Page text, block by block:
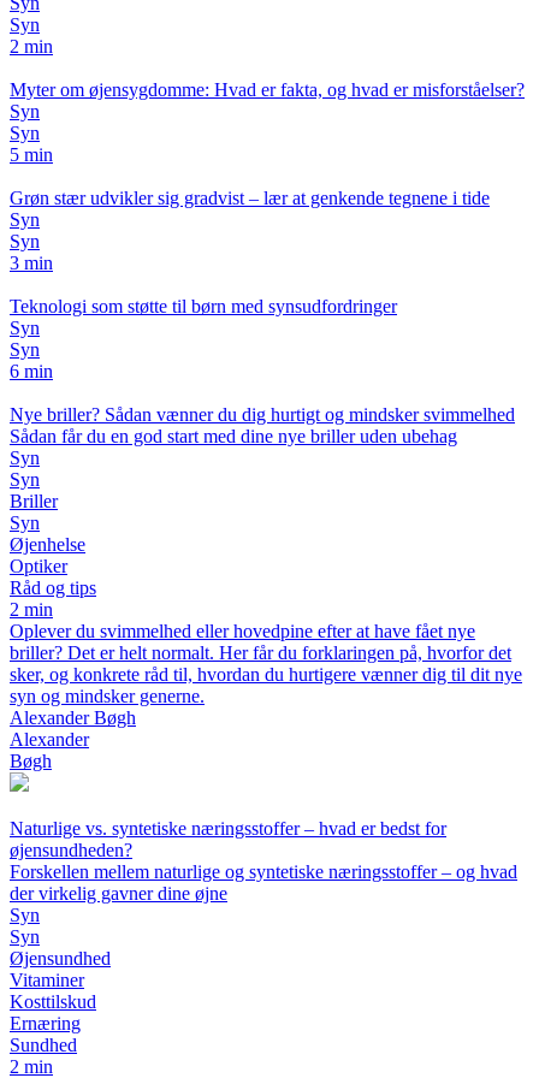
Syn
2 min
Myter om øjensygdomme: Hvad er fakta, og hvad er misforståelser?
Syn
Syn
5 min
Grøn stær udvikler sig gradvist – lær at genkende tegnene i tide
Syn
Syn
3 min
Teknologi som støtte til børn med synsudfordringer
Syn
Syn
6 min
Nye briller? Sådan vænner du dig hurtigt og mindsker svimmelhed
Sådan får du en god start med dine nye briller uden ubehag
Syn
Syn
Briller
Syn
Øjenhelse
Optiker
Råd og tips
2 min
Oplever du svimmelhed eller hovedpine efter at have fået nye
briller? Det er helt normalt. Her får du forklaringen på, hvorfor det
sker, og konkrete råd til, hvordan du hurtigere vænner dig til dit nye
syn og mindsker generne.
Alexander Bøgh
Alexander
Bøgh
Naturlige vs. syntetiske næringsstoffer – hvad er bedst for
øjensundheden?
Forskellen mellem naturlige og syntetiske næringsstoffer – og hvad
der virkelig gavner dine øjne
Syn
Syn
Øjensundhed
Vitaminer
Kosttilskud
Ernæring
Sundhed
2 min